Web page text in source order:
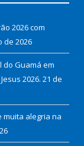
2026 com
de 2026
do Guamá em
2026. 21 de
muita alegria na